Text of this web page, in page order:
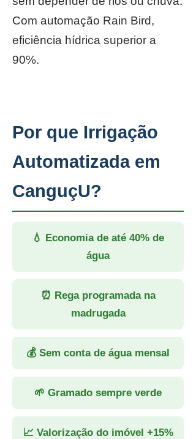
Com automação Rain Bird,
eficiência hídrica superior a
90%.
Por que Irrigação
Automatizada em
CanguçU?
💧 Economia de até 40% de
água
⏰ Rega programada na
madrugada
💰 Sem conta de água mensal
🌱 Gramado sempre verde
📈 Valorização do imóvel +15%